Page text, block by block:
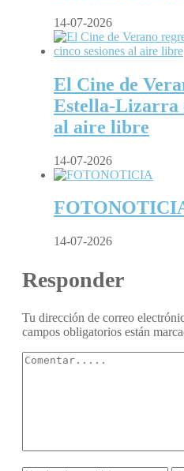
14-07-2026
El Cine de
Estella-Lizarra
al aire libre
14-07-2026
14-07-2026
Responder
Tu dirección de correo
campos obligatorios están